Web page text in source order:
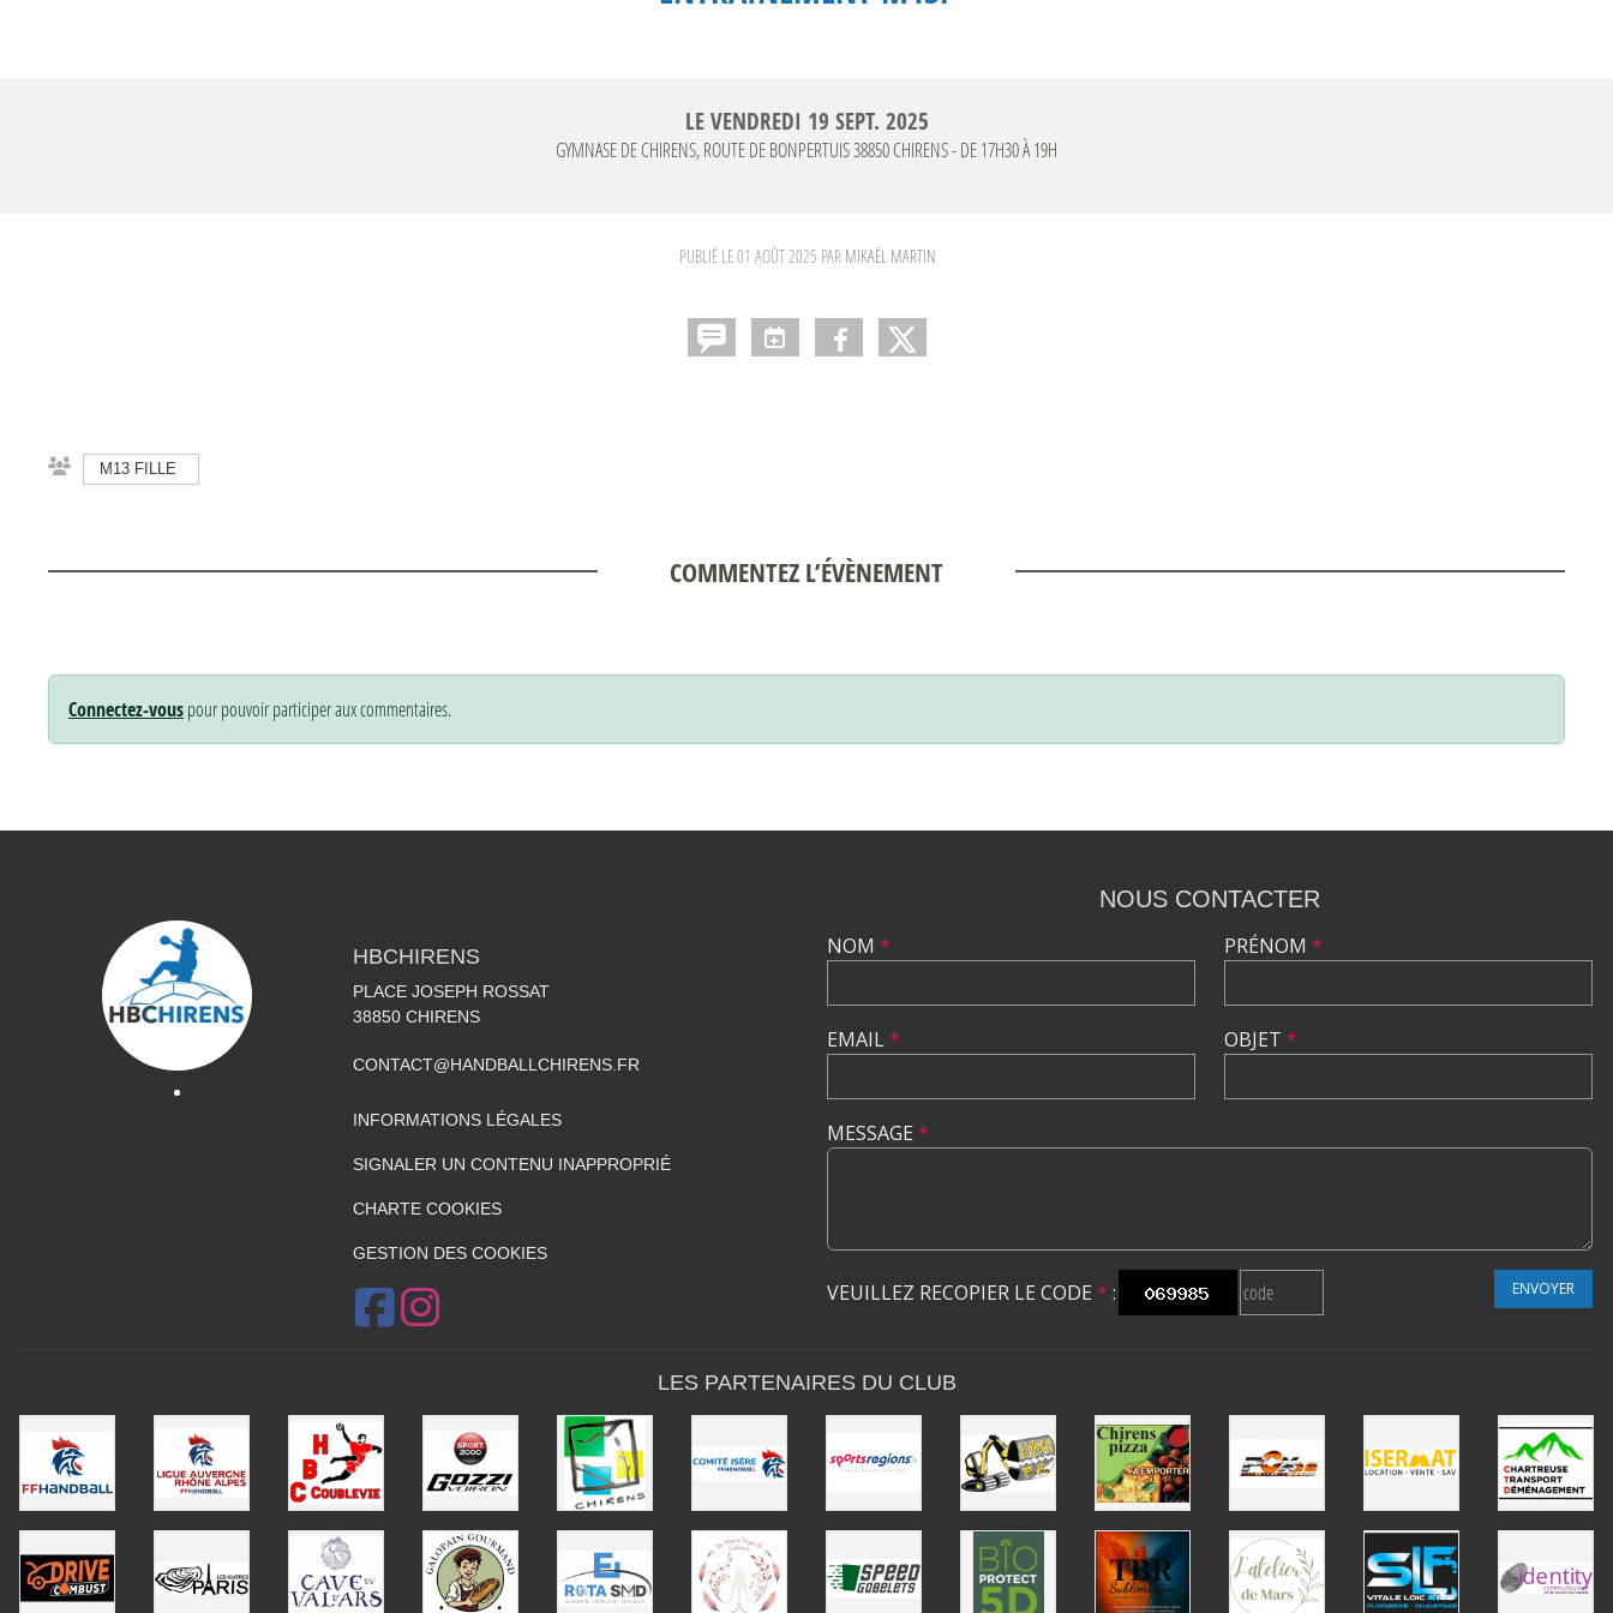
LEVENDREDI 19 SEPT. 2025
GYMNASE DE CHIRENS, ROUTE DE BONPERTUIS38850CHIRENS- DE 17H30 À 19H
PUBLIÉ LE01 AOÛT 2025 PAR MIKAËL MARTIN
M13 FILLE
COMMENTEZ L’ÉVÈNEMENT
Connectez-vouspour pouvoir participer aux commentaires.
HBCHIRENS
PLACE JOSEPH ROSSAT
38850 CHIRENS
CONTACT@HANDBALLCHIRENS.FR
INFORMATIONS LÉGALES
SIGNALER UN CONTENU INAPPROPRIÉ
CHARTE COOKIES
GESTION DES COOKIES
NOUS CONTACTER
NOM *
EMAIL*
PRÉNOM *
OBJET *
MESSAGE *
VEUILLEZ RECOPIER LE CODE * : ENVOYER
LES PARTENAIRES DU CLUB